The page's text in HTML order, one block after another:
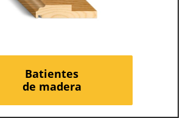
Batientes
de madera